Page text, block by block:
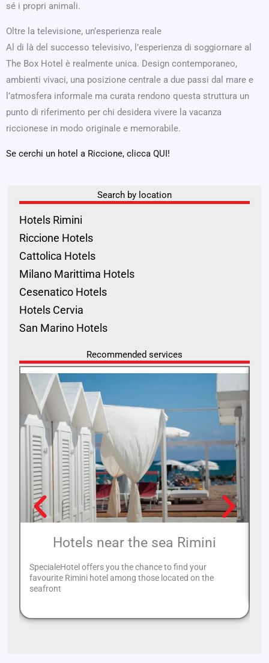
sé i propri animali.
Oltre la televisione, un’esperienza reale
Al di là del successo televisivo, l’esperienza di soggiornare al
The Box Hotel è realmente unica. Design contemporaneo,
ambienti vivaci, una posizione centrale a due passi dal mare e
l’atmosfera informale ma curata rendono questa struttura un
punto di riferimento per chi desidera vivere la vacanza
riccionese in modo originale e memorabile.
Se cerchi un hotel a Riccione, clicca QUI!
Search by location
Hotels Rimini
Riccione Hotels
Cattolica Hotels
Milano Marittima Hotels
Cesenatico Hotels
Hotels Cervia
San Marino Hotels
Recommended services
Hotels near the sea Rimini
SpecialeHotel offers you the chance to find your
favourite Rimini hotel among those located on the
seafront